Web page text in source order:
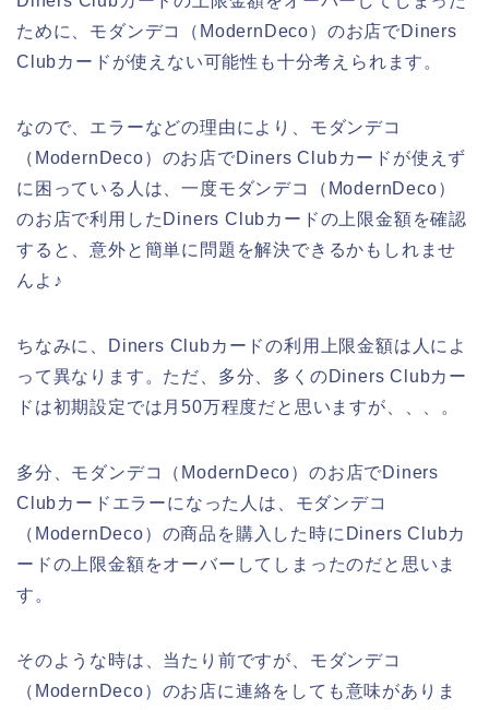
ために、モダンデコ（ModernDeco）のお店でDiners
Clubカードが使えない可能性も十分考えられます。
なので、エラーなどの理由により、モダンデコ
（ModernDeco）のお店でDiners Clubカードが使えず
に困っている人は、一度モダンデコ（ModernDeco）
のお店で利用したDiners Clubカードの上限金額を確認
すると、意外と簡単に問題を解決できるかもしれませ
んよ♪
ちなみに、Diners Clubカードの利用上限金額は人によ
って異なります。ただ、多分、多くのDiners Clubカー
ドは初期設定では月50万程度だと思いますが、、、。
多分、モダンデコ（ModernDeco）のお店でDiners
Clubカードエラーになった人は、モダンデコ
（ModernDeco）の商品を購入した時にDiners Clubカ
ードの上限金額をオーバーしてしまったのだと思いま
す。
そのような時は、当たり前ですが、モダンデコ
（ModernDeco）のお店に連絡をしても意味がありま